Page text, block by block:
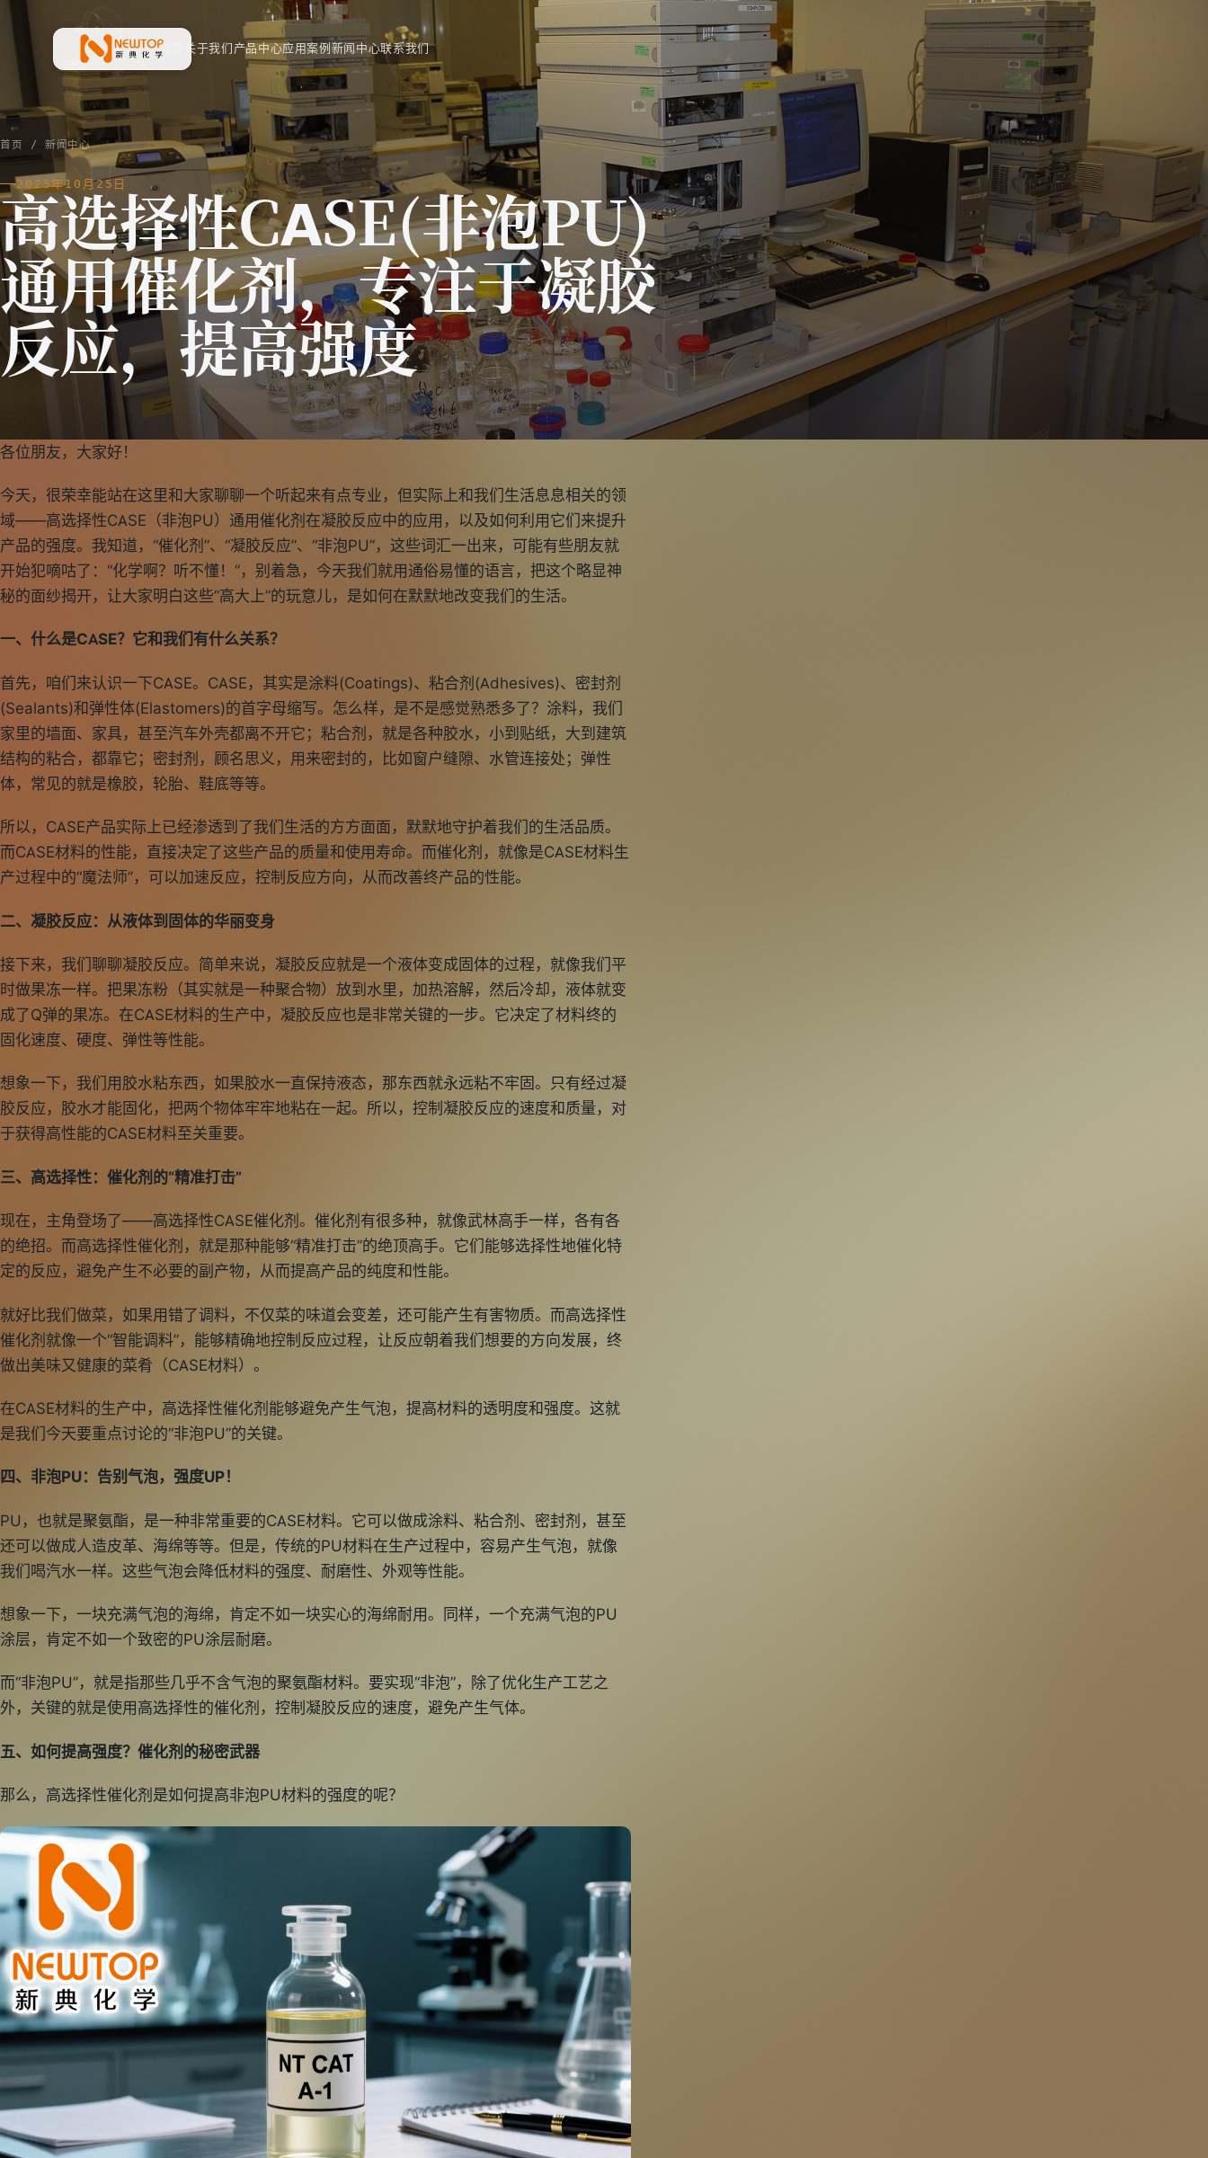
新典化学材料(上海)有限公司
首页 关于我们产品中心应用案例新闻中心联系我们
首页 / 新闻中心
2025年10月25日
高选择性CASE(非泡PU)
通用催化剂，专注于凝胶
反应，提高强度
各位朋友，大家好！
今天，很荣幸能站在这里和大家聊聊一个听起来有点专业，但实际上和我们生活息息相关的领
域——高选择性CASE（非泡PU）通用催化剂在凝胶反应中的应用，以及如何利用它们来提升
产品的强度。我知道，“催化剂”、“凝胶反应”、“非泡PU”，这些词汇一出来，可能有些朋友就
开始犯嘀咕了：“化学啊？听不懂！”，别着急，今天我们就用通俗易懂的语言，把这个略显神
秘的面纱揭开，让大家明白这些“高大上”的玩意儿，是如何在默默地改变我们的生活。
一、什么是CASE？它和我们有什么关系？
首先，咱们来认识一下CASE。CASE，其实是涂料(Coatings)、粘合剂(Adhesives)、密封剂
(Sealants)和弹性体(Elastomers)的首字母缩写。怎么样，是不是感觉熟悉多了？涂料，我们
家里的墙面、家具，甚至汽车外壳都离不开它；粘合剂，就是各种胶水，小到贴纸，大到建筑
结构的粘合，都靠它；密封剂，顾名思义，用来密封的，比如窗户缝隙、水管连接处；弹性
体，常见的就是橡胶，轮胎、鞋底等等。
所以，CASE产品实际上已经渗透到了我们生活的方方面面，默默地守护着我们的生活品质。
而CASE材料的性能，直接决定了这些产品的质量和使用寿命。而催化剂，就像是CASE材料生
产过程中的“魔法师”，可以加速反应，控制反应方向，从而改善终产品的性能。
二、凝胶反应：从液体到固体的华丽变身
接下来，我们聊聊凝胶反应。简单来说，凝胶反应就是一个液体变成固体的过程，就像我们平
时做果冻一样。把果冻粉（其实就是一种聚合物）放到水里，加热溶解，然后冷却，液体就变
成了Q弹的果冻。在CASE材料的生产中，凝胶反应也是非常关键的一步。它决定了材料终的
固化速度、硬度、弹性等性能。
想象一下，我们用胶水粘东西，如果胶水一直保持液态，那东西就永远粘不牢固。只有经过凝
胶反应，胶水才能固化，把两个物体牢牢地粘在一起。所以，控制凝胶反应的速度和质量，对
于获得高性能的CASE材料至关重要。
三、高选择性：催化剂的“精准打击”
现在，主角登场了——高选择性CASE催化剂。催化剂有很多种，就像武林高手一样，各有各
的绝招。而高选择性催化剂，就是那种能够“精准打击”的绝顶高手。它们能够选择性地催化特
定的反应，避免产生不必要的副产物，从而提高产品的纯度和性能。
就好比我们做菜，如果用错了调料，不仅菜的味道会变差，还可能产生有害物质。而高选择性
催化剂就像一个“智能调料”，能够精确地控制反应过程，让反应朝着我们想要的方向发展，终
做出美味又健康的菜肴（CASE材料）。
在CASE材料的生产中，高选择性催化剂能够避免产生气泡，提高材料的透明度和强度。这就
是我们今天要重点讨论的“非泡PU”的关键。
四、非泡PU：告别气泡，强度UP！
PU，也就是聚氨酯，是一种非常重要的CASE材料。它可以做成涂料、粘合剂、密封剂，甚至
还可以做成人造皮革、海绵等等。但是，传统的PU材料在生产过程中，容易产生气泡，就像
我们喝汽水一样。这些气泡会降低材料的强度、耐磨性、外观等性能。
想象一下，一块充满气泡的海绵，肯定不如一块实心的海绵耐用。同样，一个充满气泡的PU
涂层，肯定不如一个致密的PU涂层耐磨。
而“非泡PU”，就是指那些几乎不含气泡的聚氨酯材料。要实现“非泡”，除了优化生产工艺之
外，关键的就是使用高选择性的催化剂，控制凝胶反应的速度，避免产生气体。
五、如何提高强度？催化剂的秘密武器
那么，高选择性催化剂是如何提高非泡PU材料的强度的呢？